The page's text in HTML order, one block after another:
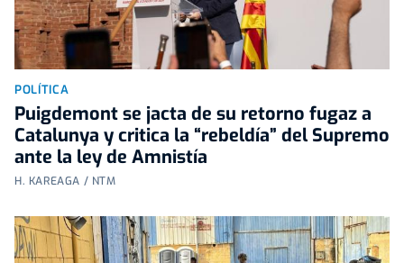
POLÍTICA
Puigdemont se jacta de su retorno fugaz a
Catalunya y critica la “rebeldía” del Supremo
ante la ley de Amnistía
H. KAREAGA / NTM